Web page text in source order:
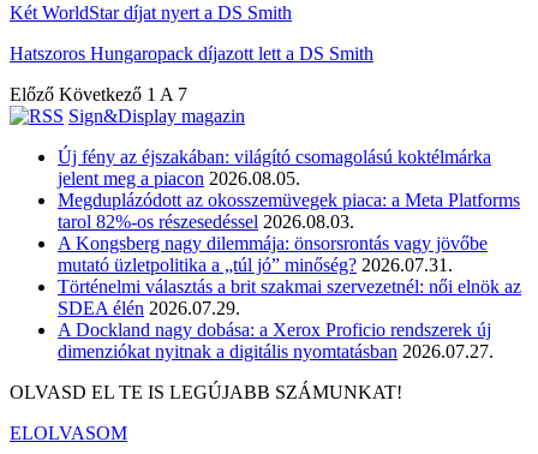
Két WorldStar díjat nyert a DS Smith
Hatszoros Hungaropack díjazott lett a DS Smith
Előző Következő 1 A 7
Sign&Display magazin
Új fény az éjszakában: világító csomagolású koktélmárka
jelent meg a piacon 2026.08.05.
Megduplázódott az okosszemüvegek piaca: a Meta Platforms
tarol 82%-os részesedéssel 2026.08.03.
A Kongsberg nagy dilemmája: önsorsrontás vagy jövőbe
mutató üzletpolitika a „túl jó” minőség? 2026.07.31.
Történelmi választás a brit szakmai szervezetnél: női elnök az
SDEA élén 2026.07.29.
A Dockland nagy dobása: a Xerox Proficio rendszerek új
dimenziókat nyitnak a digitális nyomtatásban 2026.07.27.
OLVASD EL TE IS LEGÚJABB SZÁMUNKAT!
ELOLVASOM